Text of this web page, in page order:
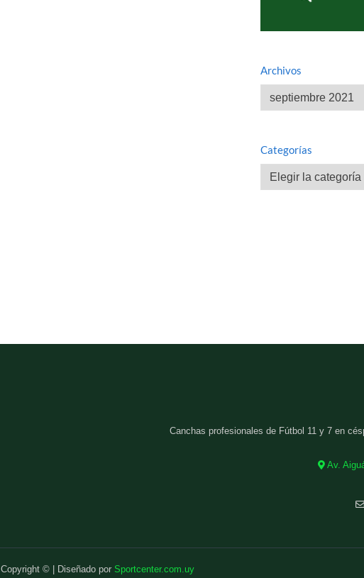
Archivos
Archivos
Categorías
Categorías
Canchas profesionales de Fútbol 11 y 7 en
Av.
Copyright © | Diseñado por Sportcenter.com.uy